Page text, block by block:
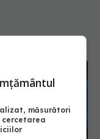
măsurători